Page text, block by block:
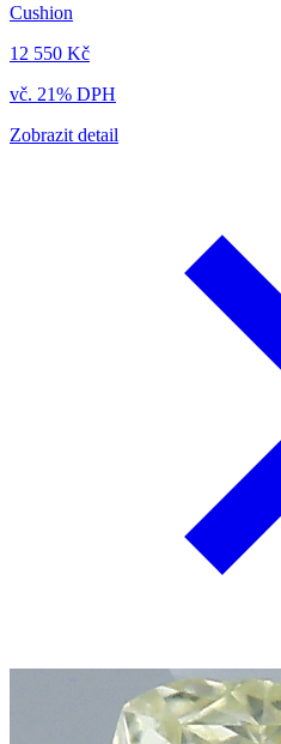
Cushion
12 550 Kč
vč. 21% DPH
Zobrazit detail